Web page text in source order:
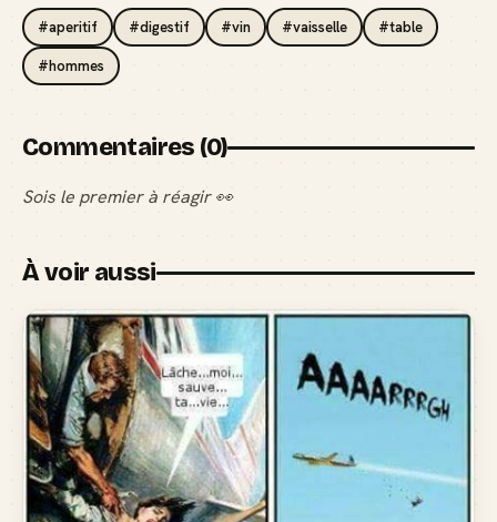
#aperitif #digestif #vin #vaisselle #table
#hommes
Commentaires (0)
Sois le premier à réagir 👀
À voir aussi